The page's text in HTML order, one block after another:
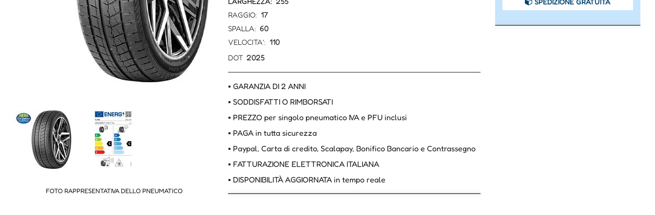
FOTO RAPPRESENTATIVA DELLO PNEUMATICO
RAGGIO: 17
SPALLA: 60
VELOCITA': 110
DOT 2025
▪ GARANZIA DI 2 ANNI
▪ SODDISFATTI O RIMBORSATI
▪ PREZZO per singolo pneumatico IVA e PFU inclusi
▪ PAGA in tutta sicurezza
▪ Paypal, Carta di credito, Scalapay, Bonifico Bancario e Contrassegno
▪ FATTURAZIONE ELETTRONICA ITALIANA
▪ DISPONIBILITÀ AGGIORNATA in tempo reale
SPEDIZIONE GRATUITA